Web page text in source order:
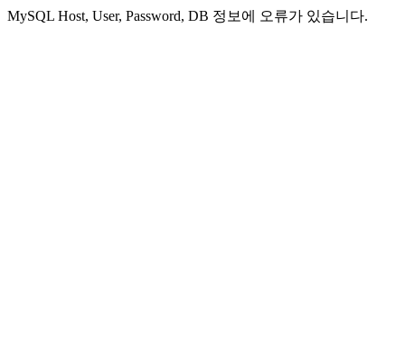
MySQL Host, User, Password, DB 정보에 오류가 있습니다.